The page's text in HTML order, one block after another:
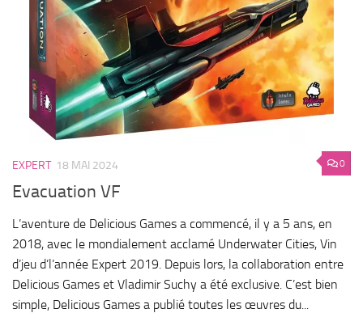
0
EXPERT 18 MAI 2024
Evacuation VF
L’aventure de Delicious Games a commencé, il y a 5 ans, en
2018, avec le mondialement acclamé Underwater Cities, Vin
d’jeu d’l’année Expert 2019. Depuis lors, la collaboration entre
Delicious Games et Vladimir Suchy a été exclusive. C’est bien
simple, Delicious Games a publié toutes les œuvres du...